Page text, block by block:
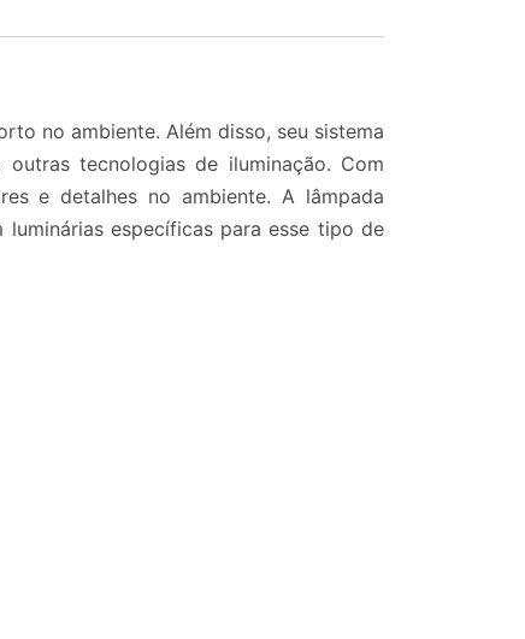
no ambiente. Além disso, seu sistema
tecnologias de iluminação. Com
e detalhes no ambiente. A lâmpada
específicas para esse tipo de